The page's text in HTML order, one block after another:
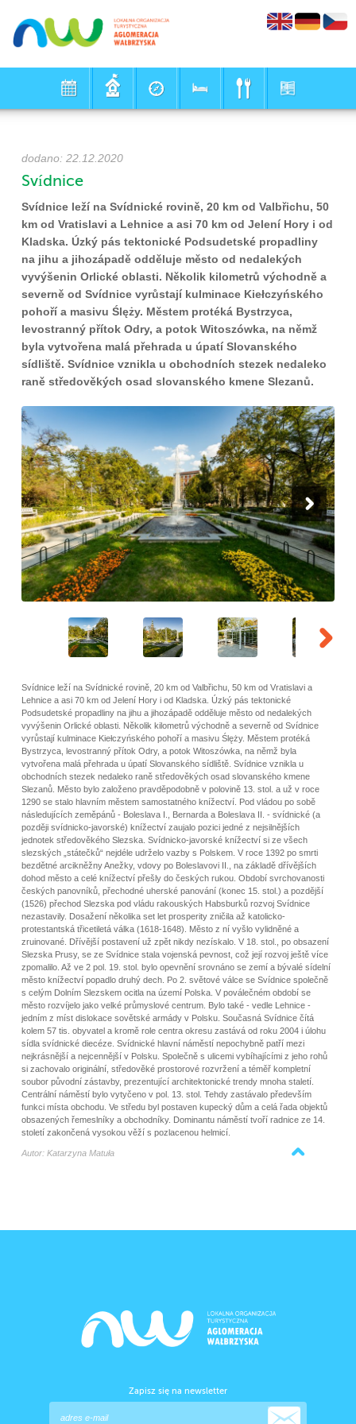
dodano: 22.12.2020
Svídnice
Svídnice leží na Svídnické rovině, 20 km od Valbřichu, 50
km od Vratislavi a Lehnice a asi 70 km od Jelení Hory i od
Kladska. Úzký pás tektonické Podsudetské propadliny
na jihu a jihozápadě odděluje město od nedalekých
vyvýšenin Orlické oblasti. Několik kilometrů východně a
severně od Svídnice vyrůstají kulminace Kiełczyńského
pohoří a masivu Ślęży. Městem protéká Bystrzyca,
levostranný přítok Odry, a potok Witoszówka, na němž
byla vytvořena malá přehrada u úpatí Slovanského
sídliště. Svídnice vznikla u obchodních stezek nedaleko
raně středověkých osad slovanského kmene Slezanů.
Svídnice leží na Svídnické rovině, 20 km od Valbřichu, 50 km od Vratislavi a
Lehnice a asi 70 km od Jelení Hory i od Kladska. Úzký pás tektonické
Podsudetské propadliny na jihu a jihozápadě odděluje město od nedalekých
vyvýšenin Orlické oblasti. Několik kilometrů východně a severně od Svídnice
vyrůstají kulminace Kiełczyńského pohoří a masivu Ślęży. Městem protéká
Bystrzyca, levostranný přítok Odry, a potok Witoszówka, na němž byla
vytvořena malá přehrada u úpatí Slovanského sídliště. Svídnice vznikla u
obchodních stezek nedaleko raně středověkých osad slovanského kmene
Slezanů. Město bylo založeno pravděpodobně v polovině 13. stol. a už v roce
1290 se stalo hlavním městem samostatného knížectví. Pod vládou po sobě
následujících zeměpánů - Boleslava I., Bernarda a Boleslava II. - svídnické (a
později svídnicko-javorské) knížectví zaujalo pozici jedné z nejsilnějších
jednotek středověkého Slezska. Svídnicko-javorské knížectví si ze všech
slezských „státečků“ nejdéle udrželo vazby s Polskem. V roce 1392 po smrti
bezdětné arcikněžny Anežky, vdovy po Boleslavovi II., na základě dřívějších
dohod město a celé knížectví přešly do českých rukou. Období svrchovanosti
českých panovníků, přechodné uherské panování (konec 15. stol.) a pozdější
(1526) přechod Slezska pod vládu rakouských Habsburků rozvoj Svídnice
nezastavily. Dosažení několika set let prosperity zničila až katolicko-
protestantská třicetiletá válka (1618-1648). Město z ní vyšlo vylidněné a
zruinované. Dřívější postavení už zpět nikdy nezískalo. V 18. stol., po obsazení
Slezska Prusy, se ze Svídnice stala vojenská pevnost, což její rozvoj ještě více
zpomalilo. Až ve 2 pol. 19. stol. bylo opevnění srovnáno se zemí a bývalé sídelní
město knížectví popadlo druhý dech. Po 2. světové válce se Svídnice společně
s celým Dolním Slezskem ocitla na území Polska. V poválečném období se
město rozvíjelo jako velké průmyslové centrum. Bylo také - vedle Lehnice -
jedním z míst dislokace sovětské armády v Polsku. Současná Svídnice čítá
kolem 57 tis. obyvatel a kromě role centra okresu zastává od roku 2004 i úlohu
sídla svídnické diecéze. Svídnické hlavní náměstí nepochybně patří mezi
nejkrásnější a nejcennější v Polsku. Společně s ulicemi vybíhajícími z jeho rohů
si zachovalo originální, středověké prostorové rozvržení a téměř kompletní
soubor původní zástavby, prezentující architektonické trendy mnoha staletí.
Centrální náměstí bylo vytyčeno v pol. 13. stol. Tehdy zastávalo především
funkci místa obchodu. Ve středu byl postaven kupecký dům a celá řada objektů
obsazených řemeslníky a obchodníky. Dominantu náměstí tvoří radnice ze 14.
století zakončená vysokou věží s pozlacenou helmicí.
Autor: Katarzyna Matuła